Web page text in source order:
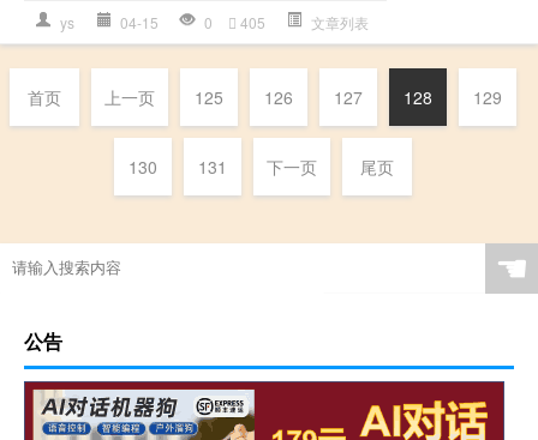
ys 04-15 0 405 文章列表
首页 上一页 125 126 127 128 129
130 131 下一页 尾页
☚
公告